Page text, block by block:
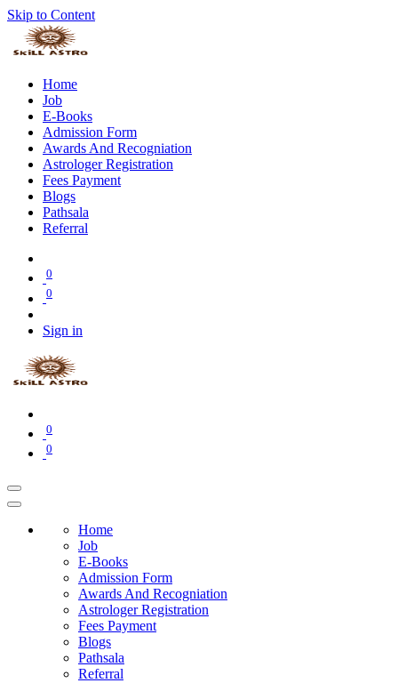
Skip to Content
Home
Job
E-Books
Admission Form
Awards And Recogniation
Astrologer Registration
Fees Payment
Blogs
Pathsala
Referral
0
0
Sign in
0
0
Home
Job
E-Books
Admission Form
Awards And Recogniation
Astrologer Registration
Fees Payment
Blogs
Pathsala
Referral